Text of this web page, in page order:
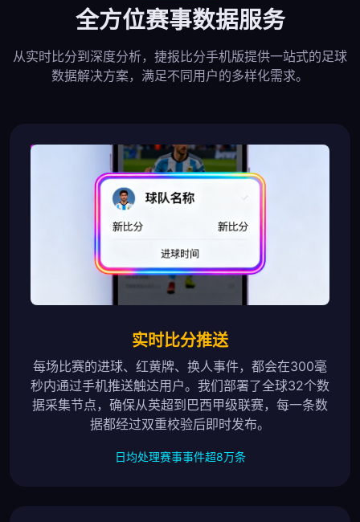
全方位赛事数据服务
从实时比分到深度分析，捷报比分手机版提供一站式的足球
数据解决方案，满足不同用户的多样化需求。
实时比分推送
每场比赛的进球、红黄牌、换人事件，都会在300毫
秒内通过手机推送触达用户。我们部署了全球32个数
据采集节点，确保从英超到巴西甲级联赛，每一条数
据都经过双重校验后即时发布。
日均处理赛事事件超8万条